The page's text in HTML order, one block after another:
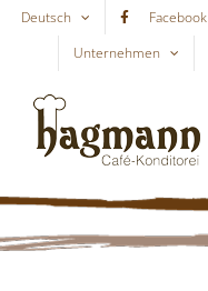
Skip
content
Deutsch Facebook
Unternehmen